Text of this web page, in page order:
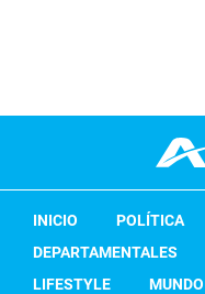
INICIO POLÍTICA
DEPARTAMENTALES
LIFESTYLE
MUNDO